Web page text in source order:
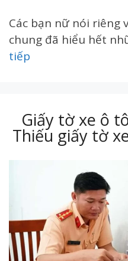
Các bạn nữ nói riêng
chung đã hiểu hết
tiếp
Giấy tờ xe ô
Thiếu giấy tờ